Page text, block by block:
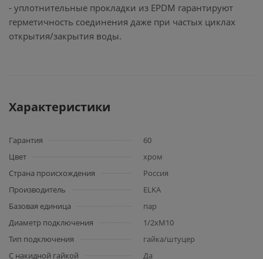
- уплотнительные прокладки из EPDM гарантируют
герметичность соединения даже при частых циклах
открытия/закрытия воды.
Характеристики
Гарантия
60
Цвет
хром
Страна происхождения
Россия
Производитель
ELKA
Базовая единица
пар
Диаметр подключения
1/2хМ10
Тип подключения
гайка/штуцер
С накидной гайкой
Да